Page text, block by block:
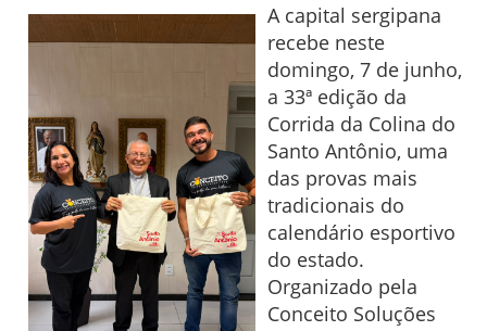
A capital sergipana
recebe neste
domingo, 7 de junho,
a 33ª edição da
Corrida da Colina do
Santo Antônio, uma
das provas mais
tradicionais do
calendário esportivo
do estado.
Organizado pela
Conceito Soluções